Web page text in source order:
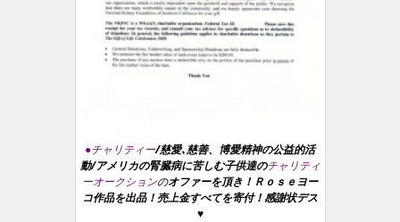
●チャリティー/慈愛､慈善、博愛精神の公益的活
動/アメリカの腎臓病に苦しむ子供達のチャリティ
ーオークションのオファーを頂き！Ｒｏｓｅヨー
コ作品を出品！売上金すべてを寄付！感謝状デス
♥